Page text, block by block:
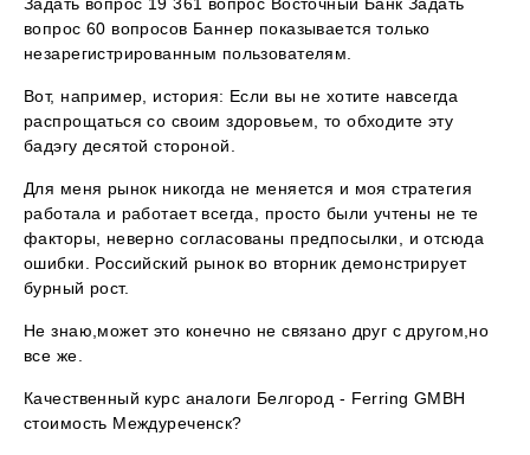
Задать вопрос 19 361 вопрос Восточный Банк Задать
вопрос 60 вопросов Баннер показывается только
незарегистрированным пользователям.
Вот, например, история: Если вы не хотите навсегда
распрощаться со своим здоровьем, то обходите эту
бадэгу десятой стороной.
Для меня рынок никогда не меняется и моя стратегия
работала и работает всегда, просто были учтены не те
факторы, неверно согласованы предпосылки, и отсюда
ошибки. Российский рынок во вторник демонстрирует
бурный рост.
Не знаю,может это конечно не связано друг с другом,но
все же.
Качественный курс аналоги Белгород - Ferring GMBH
стоимость Междуреченск?